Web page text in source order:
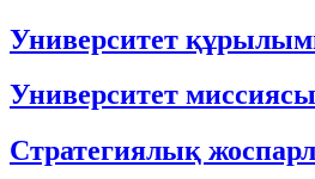
Университет
Университет миссиясы
Стратегиялық